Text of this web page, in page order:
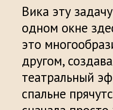
Вика эту
одном окне
это
другом,
театральный
спальне